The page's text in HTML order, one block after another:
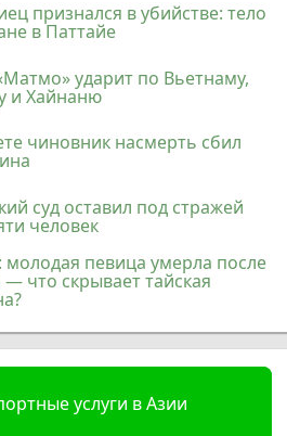
признался в убийстве: тело
в Паттайе
ударит по Вьетнаму,
и Хайнаню
чиновник насмерть сбил
суд оставил под стражей
человек
молодая певица умерла после
что скрывает тайская
услуги в Азии